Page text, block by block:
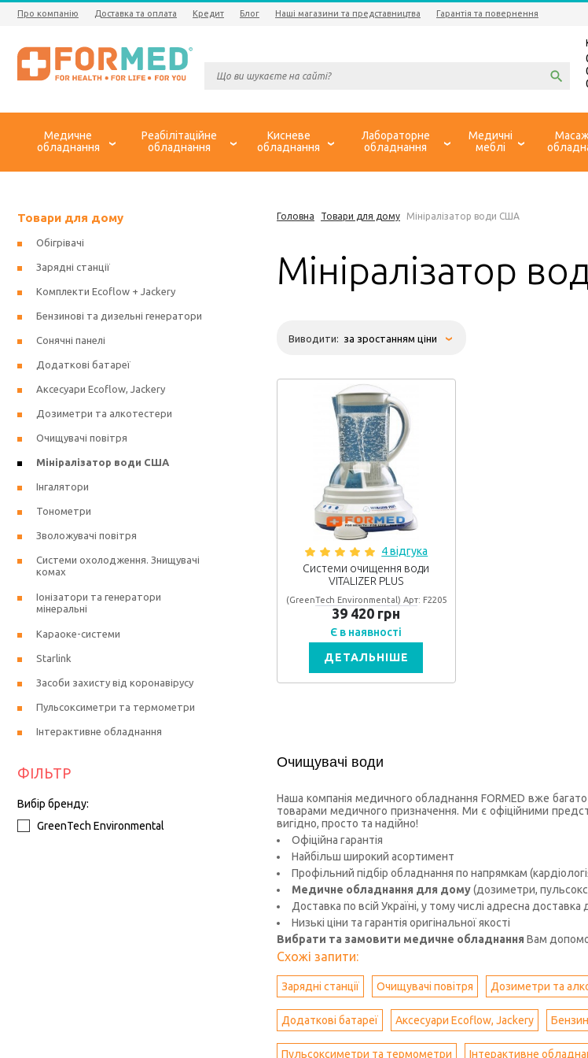
Про компанію Доставка та оплата Кредит Блог Наші магазини та представництва Гарантія та повернення
Медичне
обладнання
Реабілітаційне
обладнання
Кисневе
обладнання
Лабораторне
обладнання
Медичні
меблі
Головна Товари для дому Мініралізатор води США
Мініралізатор
Виводити:
4 відгука
Системи очищення води
VITALIZER PLUS
(GreenTech Environmental) Арт: F2205
39 420 грн
Є в наявності
ДЕТАЛЬНІШЕ
Очищувачі води
Наша компанія медичного обладнання FORMED вже багато
товарами медичного призначення. Ми є офіційними
вигідно, просто та надійно!
Офіційна гарантія
Найбільш широкий асортимент
Профільний підбір обладнання по напрямкам
Медичне обладнання для дому(дозиметри,
Доставка по всій Україні, у тому числі адресна
Низькі ціни та гарантія оригінальної якості
Вибрати та замовити медичне обладнання Вам
Схожі запити:
Зарядні станції Очищувачі повітря Дозиметри та
Додаткові батареї Аксесуари Ecoflow, Jackery
Пульсоксиметри та термометри Інтерактивне
Товари для дому
Обігрівачі
Зарядні станції
Комплекти Ecoflow + Jackery
Бензинові та дизельні генератори
Сонячні панелі
Додаткові батареї
Аксесуари Ecoflow, Jackery
Дозиметри та алкотестери
Очищувачі повітря
Мініралізатор води США
Інгалятори
Тонометри
Зволожувачі повітря
Системи охолодження. Знищувачі
комах
Іонізатори та генератори
мінеральні
Караоке-системи
Starlink
Засоби захисту від коронавірусу
Пульсоксиметри та термометри
Інтерактивне обладнання
ФІЛЬТР
Вибір бренду:
GreenTech Environmental